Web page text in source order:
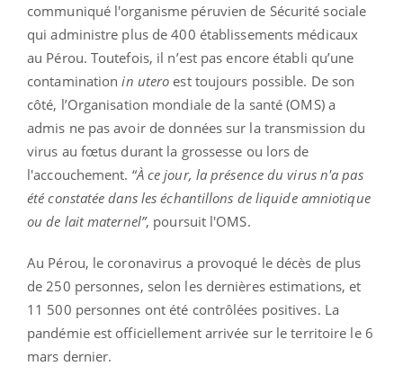
communiqué l'organisme péruvien de Sécurité sociale
qui administre plus de 400 établissements médicaux
au Pérou. Toutefois, il n’est pas encore établi qu’une
contaminationin utero est toujours possible. De son
côté, l’Organisation mondiale de la santé (OMS) a
admis ne pas avoir de données sur la transmission du
virus au fœtus durant la grossesse ou lors de
l'accouchement. “À ce jour, la présence du virus n'a pas
été constatée dans les échantillons de liquide amniotique
ou de lait maternel”, poursuit l'OMS.
Au Pérou, le coronavirus a provoqué le décès de plus
de 250 personnes, selon les dernières estimations, et
11 500 personnes ont été contrôlées positives. La
pandémie est officiellement arrivée sur le territoire le 6
mars dernier.